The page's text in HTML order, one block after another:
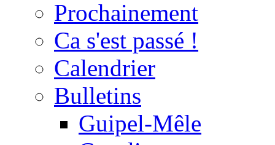
Prochainement
Ca s'est passé !
Calendrier
Bulletins
Guipel-Mêle